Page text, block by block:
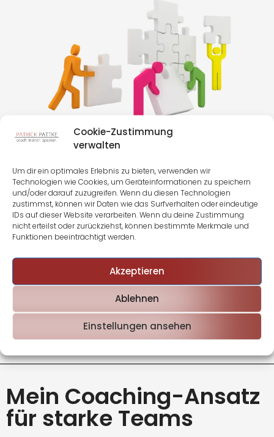
Cookie-Zustimmung
verwalten
Um dir ein optimales Erlebnis zu bieten, verwenden wir
Technologien wie Cookies, um Geräteinformationen zu speichern
und/oder darauf zuzugreifen. Wenn du diesen Technologien
zustimmst, können wir Daten wie das Surfverhalten oder eindeutige
IDs auf dieser Website verarbeiten. Wenn du deine Zustimmung
nicht erteilst oder zurückziehst, können bestimmte Merkmale und
Funktionen beeinträchtigt werden.
Akzeptieren
Ablehnen
Einstellungen ansehen
Wann ist
Teamentwicklung
sinnvoll?
Teamentwicklung lohnt sich besonders, wenn:
ein neues Team aufgebaut wird
Konflikte oder Spannungen bestehen
Führungskräfte neu in ihre Rolle starten
Teams hybrid oder remote zusammenarbeiten
Mein Coaching-Ansatz
für starke Teams